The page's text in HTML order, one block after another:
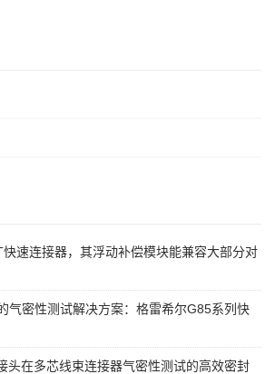
速连接器，其浮动补偿模块能兼容大部分对
气密性测试解决方案：格雷希尔G85系列快
头在多芯线束连接器气密性测试的高效密封